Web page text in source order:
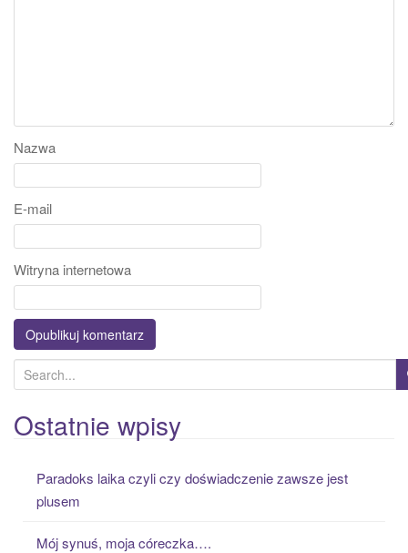
Nazwa
E-mail
Witryna internetowa
e
a
r
Ostatnie wpisy
Paradoks laika czyli czy doświadczenie zawsze jest
plusem
Mój synuś, moja córeczka….